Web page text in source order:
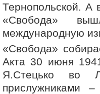
Тернопольской. А
«Свобода»
международную
«Свобода»
Акта 30 июня
Я.Стецько во
прислужниками